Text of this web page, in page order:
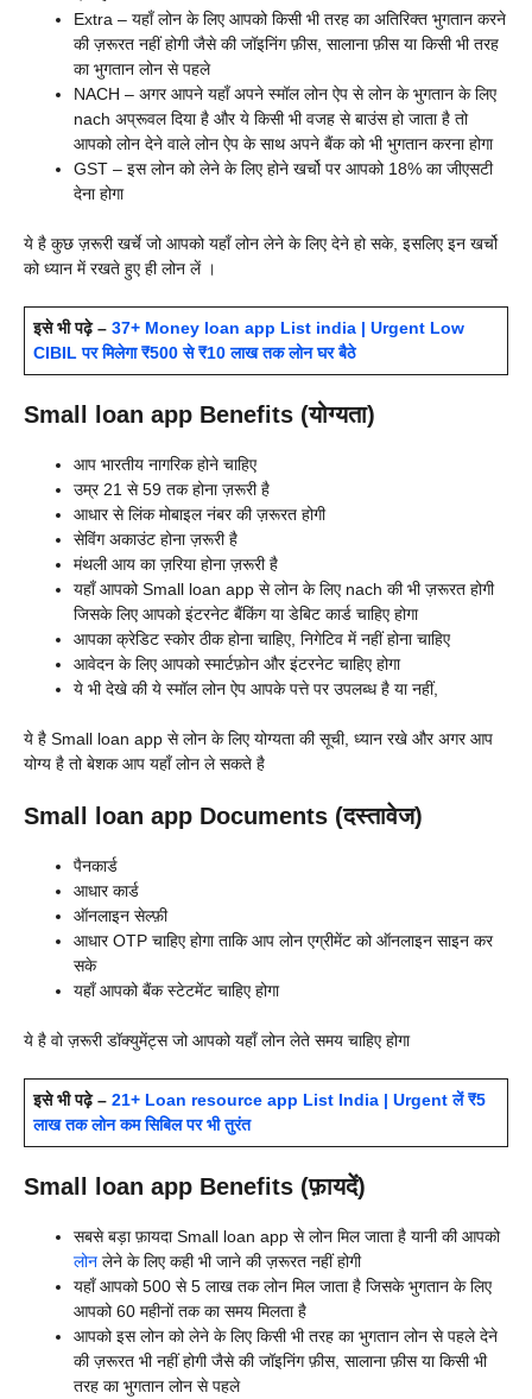
Extra – यहाँ लोन के लिए आपको किसी भी तरह का अतिरिक्त भुगतान करने
की ज़रूरत नहीं होगी जैसे की जॉइनिंग फ़ीस, सालाना फ़ीस या किसी भी तरह
का भुगतान लोन से पहले
NACH – अगर आपने यहाँ अपने स्मॉल लोन ऐप से लोन के भुगतान के लिए
nach अप्रूवल दिया है और ये किसी भी वजह से बाउंस हो जाता है तो
आपको लोन देने वाले लोन ऐप के साथ अपने बैंक को भी भुगतान करना होगा
GST – इस लोन को लेने के लिए होने खर्चो पर आपको 18% का जीएसटी
देना होगा
ये है कुछ ज़रूरी खर्चे जो आपको यहाँ लोन लेने के लिए देने हो सके, इसलिए इन खर्चो
को ध्यान में रखते हुए ही लोन लें ।
इसे भी पढ़े – 37+ Money loan app List india | Urgent Low
CIBIL पर मिलेगा ₹500 से ₹10 लाख तक लोन घर बैठे
Small loan app Benefits (योग्यता)
आप भारतीय नागरिक होने चाहिए
उम्र 21 से 59 तक होना ज़रूरी है
आधार से लिंक मोबाइल नंबर की ज़रूरत होगी
सेविंग अकाउंट होना ज़रूरी है
मंथली आय का ज़रिया होना ज़रूरी है
यहाँ आपकोSmall loan app से लोन के लिए nach की भी ज़रूरत होगी
जिसके लिए आपको इंटरनेट बैंकिंग या डेबिट कार्ड चाहिए होगा
आपका क्रेडिट स्कोर ठीक होना चाहिए, निगेटिव में नहीं होना चाहिए
आवेदन के लिए आपको स्मार्टफ़ोन और इंटरनेट चाहिए होगा
ये भी देखे की ये स्मॉल लोन ऐप आपके पत्ते पर उपलब्ध है या नहीं,
ये है Small loan app से लोन के लिए योग्यता की सूची, ध्यान रखे और अगर आप
योग्य है तो बेशक आप यहाँ लोन ले सकते है
Small loan app Documents (दस्तावेज)
पैनकार्ड
आधार कार्ड
ऑनलाइन सेल्फ़ी
आधार OTP चाहिए होगा ताकि आप लोन एग्रीमेंट को ऑनलाइन साइन कर
सके
यहाँ आपको बैंक स्टेटमेंट चाहिए होगा
ये है वो ज़रूरी डॉक्युमेंट्स जो आपको यहाँ लोन लेते समय चाहिए होगा
इसे भी पढ़े – 21+ Loan resource app List India | Urgent लें ₹5
लाख तक लोन कम सिबिल पर भी तुरंत
Small loan app Benefits (फ़ायदें)
सबसे बड़ा फ़ायदाSmall loan app से लोन मिल जाता है यानी की आपको
लोन लेने के लिए कही भी जाने की ज़रूरत नहीं होगी
यहाँ आपको 500 से 5 लाख तक लोन मिल जाता है जिसके भुगतान के लिए
आपको 60 महीनों तक का समय मिलता है
आपको इस लोन को लेने के लिए किसी भी तरह का भुगतान लोन से पहले देने
की ज़रूरत भी नहीं होगी जैसे की जॉइनिंग फ़ीस, सालाना फ़ीस या किसी भी
तरह का भुगतान लोन से पहले